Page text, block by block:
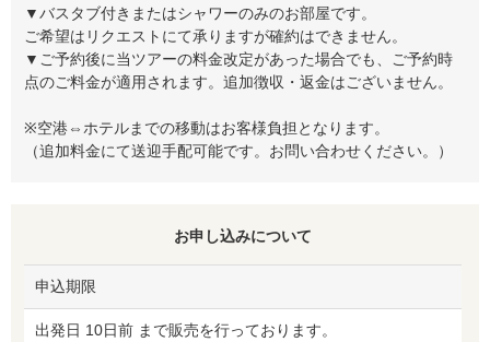
▼バスタブ付きまたはシャワーのみのお部屋です。
ご希望はリクエストにて承りますが確約はできません。
▼ご予約後に当ツアーの料金改定があった場合でも、ご予約時
点のご料金が適用されます。追加徴収・返金はございません。
※空港⇔ホテルまでの移動はお客様負担となります。
（追加料金にて送迎手配可能です。お問い合わせください。）
お申し込みについて
申込期限
出発日 10日前 まで販売を行っております。